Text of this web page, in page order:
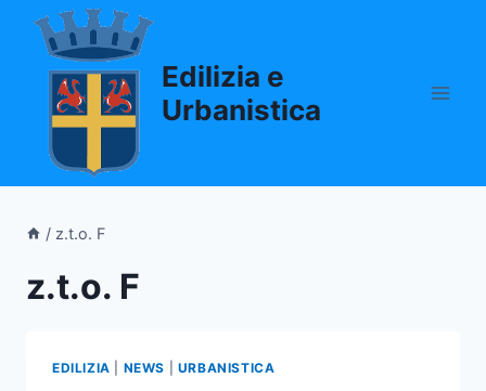
Salta
contenuto
Edilizia e
Urbanistica
/ z.t.o. F
z.t.o. F
EDILIZIA NEWS URBANISTICA